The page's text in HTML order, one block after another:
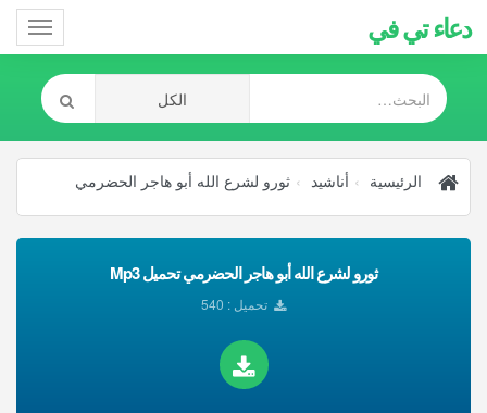
دعاء تي في
الرئيسية أناشيد ثورو لشرع الله أبو هاجر الحضرمي
ثورو لشرع الله أبو هاجر الحضرمي تحميل Mp3
تحميل : 540